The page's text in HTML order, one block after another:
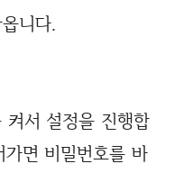
니다.
서 설정을 진행합
면 비밀번호를 바